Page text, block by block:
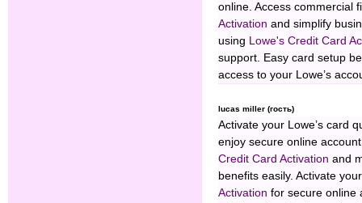
online. Access commercial
Activation and simplify
using Lowe's Credit Card
support. Easy card setup
access to your Lowe’s
lucas miller (гость)
Activate your Lowe’s card
enjoy secure online
Credit Card Activation and
benefits easily. Activate
Activation for secure online